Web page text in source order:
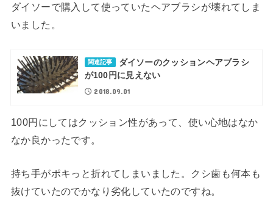
ダイソーで購入して使っていたヘアブラシが壊れてしま
いました。
関連記事
ダイソーのクッションヘアブラシ
が100円に見えない
2018.09.01
100円にしてはクッション性があって、使い心地はなか
なか良かったです。
持ち手がポキっと折れてしまいました。クシ歯も何本も
抜けていたのでかなり劣化していたのですね。